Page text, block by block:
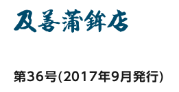
第36号(2017年9月発行)